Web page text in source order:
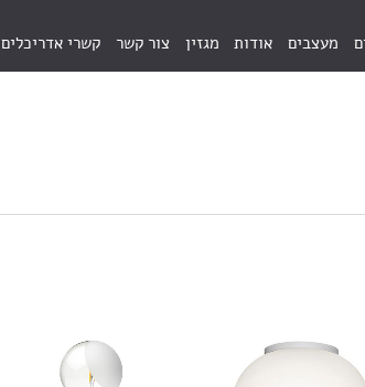
מעצבים אודות מגזין צור קשר קשרי אדריכלים